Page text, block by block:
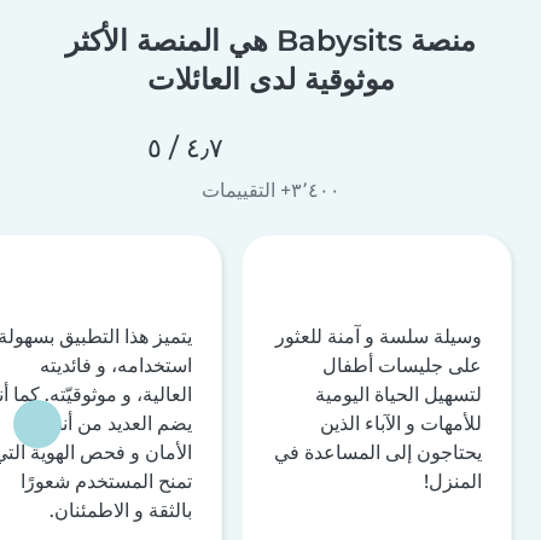
منصة Babysits هي المنصة الأكثر
موثوقية لدى العائلات
٤٫٧ / ٥
٣٬٤٠٠+ التقييمات
وسيلة سلسة و آمنة للعثور
على جليسات أطفال
لتسهيل الحياة اليومية
للأمهات و الآباء الذين
يحتاجون إلى المساعدة في
المنزل!
يتميز هذا التطبيق
استخدامه، و فائديته
العالية، و موثوقيّته. كما
يضم العديد من أنظمة
الأمان و فحص الهوية
تمنح المستخدم شعورًا
بالثقة و الاطمئنان.